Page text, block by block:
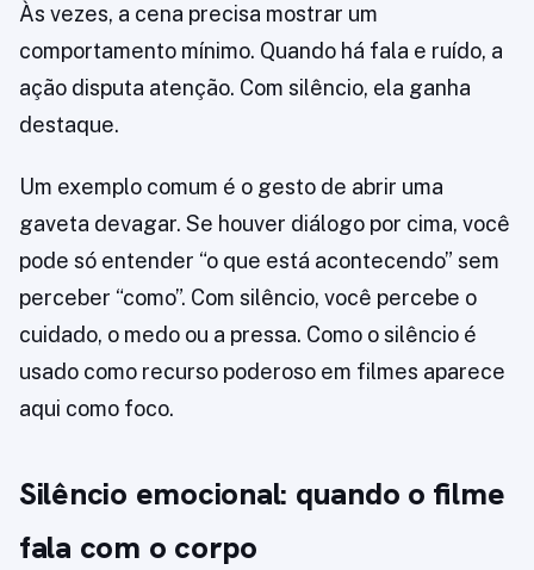
Às vezes, a cena precisa mostrar um
comportamento mínimo. Quando há fala e ruído, a
ação disputa atenção. Com silêncio, ela ganha
destaque.
Um exemplo comum é o gesto de abrir uma
gaveta devagar. Se houver diálogo por cima, você
pode só entender “o que está acontecendo” sem
perceber “como”. Com silêncio, você percebe o
cuidado, o medo ou a pressa. Como o silêncio é
usado como recurso poderoso em filmes aparece
aqui como foco.
Silêncio emocional: quando o filme
fala com o corpo